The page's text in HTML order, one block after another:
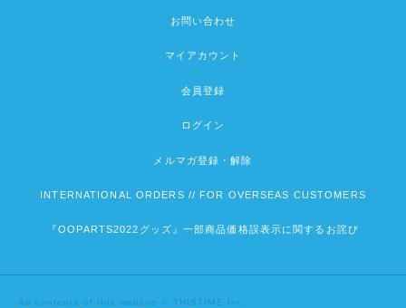
お問い合わせ
マイアカウント
会員登録
ログイン
メルマガ登録・解除
INTERNATIONAL ORDERS // FOR OVERSEAS CUSTOMERS
『OOPARTS2022グッズ』一部商品価格誤表示に関するお詫び
All contents of this website © THISTIME Inc.